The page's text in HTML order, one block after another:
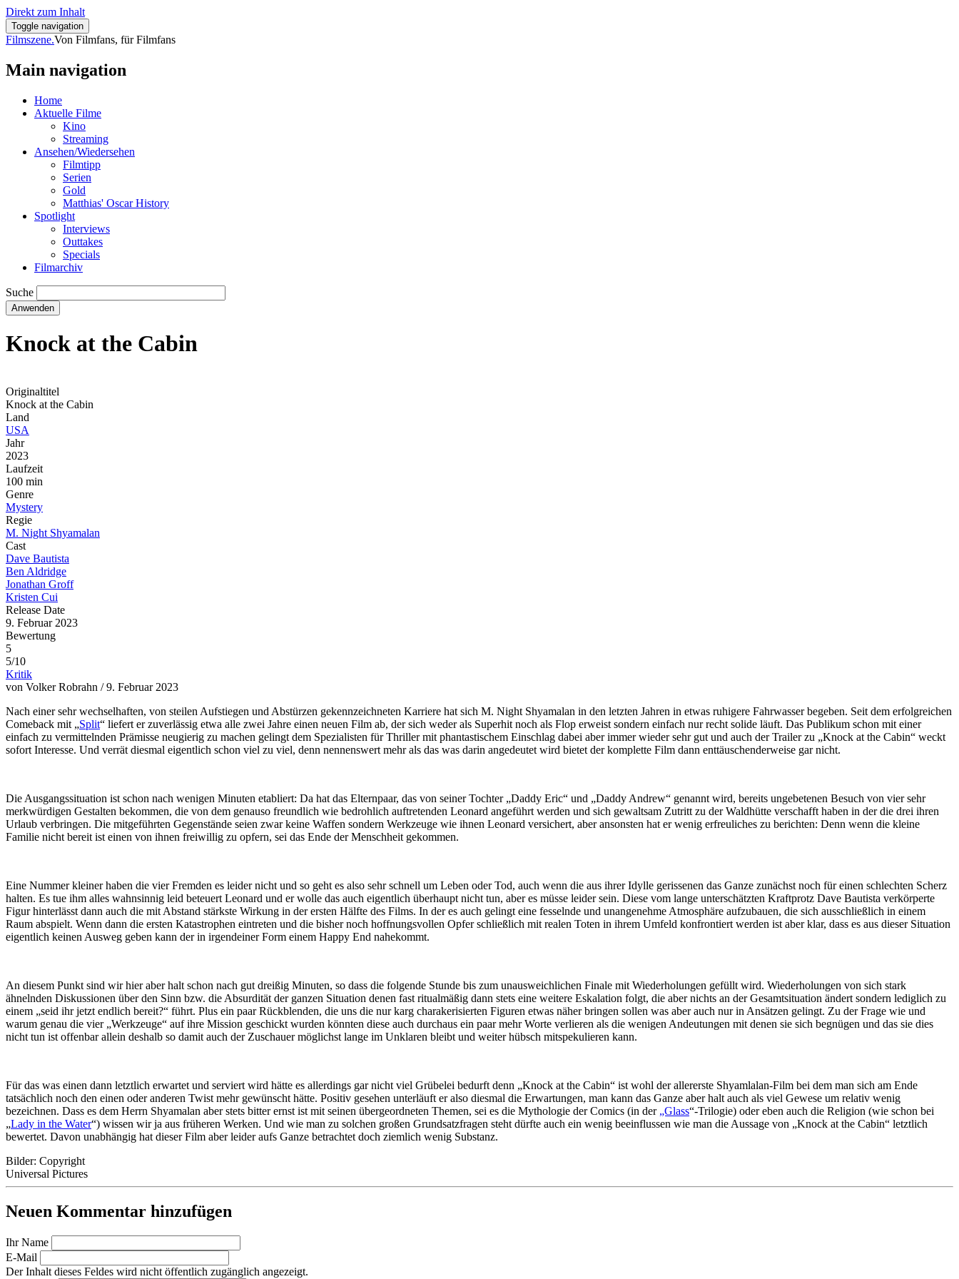
Direkt zum Inhalt
Toggle navigation
Filmszene.Von Filmfans, für Filmfans
Main navigation
Home
Aktuelle Filme
Kino
Streaming
Ansehen/Wiedersehen
Filmtipp
Serien
Gold
Matthias' Oscar History
Spotlight
Interviews
Outtakes
Specials
Filmarchiv
Suche
Knock at the Cabin
Originaltitel
Knock at the Cabin
Land
USA
Jahr
2023
Laufzeit
100 min
Genre
Mystery
Regie
M. Night Shyamalan
Cast
Dave Bautista
Ben Aldridge
Jonathan Groff
Kristen Cui
Release Date
9. Februar 2023
Bewertung
5
5/10
Kritik
von Volker Robrahn / 9. Februar 2023
Nach einer sehr wechselhaften, von steilen Aufstiegen und Abstürzen gekennzeichneten Karriere hat sich M. Night Shyamalan in den letzten Jahren in etwas ruhigere Fahrwasser begeben. Seit dem erfolgreichen
Comeback mit „Split“ liefert er zuverlässig etwa alle zwei Jahre einen neuen Film ab, der sich weder als Superhit noch als Flop erweist sondern einfach nur recht solide läuft. Das Publikum schon mit einer
einfach zu vermittelnden Prämisse neugierig zu machen gelingt dem Spezialisten für Thriller mit phantastischem Einschlag dabei aber immer wieder sehr gut und auch der Trailer zu „Knock at the Cabin“ weckt
sofort Interesse. Und verrät diesmal eigentlich schon viel zu viel, denn nennenswert mehr als das was darin angedeutet wird bietet der komplette Film dann enttäuschenderweise gar nicht.
Die Ausgangssituation ist schon nach wenigen Minuten etabliert: Da hat das Elternpaar, das von seiner Tochter „Daddy Eric“ und „Daddy Andrew“ genannt wird, bereits ungebetenen Besuch von vier sehr
merkwürdigen Gestalten bekommen, die von dem genauso freundlich wie bedrohlich auftretenden Leonard angeführt werden und sich gewaltsam Zutritt zu der Waldhütte verschafft haben in der die drei ihren
Urlaub verbringen. Die mitgeführten Gegenstände seien zwar keine Waffen sondern Werkzeuge wie ihnen Leonard versichert, aber ansonsten hat er wenig erfreuliches zu berichten: Denn wenn die kleine
Familie nicht bereit ist einen von ihnen freiwillig zu opfern, sei das Ende der Menschheit gekommen.
Eine Nummer kleiner haben die vier Fremden es leider nicht und so geht es also sehr schnell um Leben oder Tod, auch wenn die aus ihrer Idylle gerissenen das Ganze zunächst noch für einen schlechten Scherz
halten. Es tue ihm alles wahnsinnig leid beteuert Leonard und er wolle das auch eigentlich überhaupt nicht tun, aber es müsse leider sein. Diese vom lange unterschätzten Kraftprotz Dave Bautista verkörperte
Figur hinterlässt dann auch die mit Abstand stärkste Wirkung in der ersten Hälfte des Films. In der es auch gelingt eine fesselnde und unangenehme Atmosphäre aufzubauen, die sich ausschließlich in einem
Raum abspielt. Wenn dann die ersten Katastrophen eintreten und die bisher noch hoffnungsvollen Opfer schließlich mit realen Toten in ihrem Umfeld konfrontiert werden ist aber klar, dass es aus dieser Situation
eigentlich keinen Ausweg geben kann der in irgendeiner Form einem Happy End nahekommt.
An diesem Punkt sind wir hier aber halt schon nach gut dreißig Minuten, so dass die folgende Stunde bis zum unausweichlichen Finale mit Wiederholungen gefüllt wird. Wiederholungen von sich stark
ähnelnden Diskussionen über den Sinn bzw. die Absurdität der ganzen Situation denen fast ritualmäßig dann stets eine weitere Eskalation folgt, die aber nichts an der Gesamtsituation ändert sondern lediglich zu
einem „seid ihr jetzt endlich bereit?“ führt. Plus ein paar Rückblenden, die uns die nur karg charakerisierten Figuren etwas näher bringen sollen was aber auch nur in Ansätzen gelingt. Zu der Frage wie und
warum genau die vier „Werkzeuge“ auf ihre Mission geschickt wurden könnten diese auch durchaus ein paar mehr Worte verlieren als die wenigen Andeutungen mit denen sie sich begnügen und das sie dies
nicht tun ist offenbar allein deshalb so damit auch der Zuschauer möglichst lange im Unklaren bleibt und weiter hübsch mitspekulieren kann.
Für das was einen dann letztlich erwartet und serviert wird hätte es allerdings gar nicht viel Grübelei bedurft denn „Knock at the Cabin“ ist wohl der allererste Shyamlalan-Film bei dem man sich am Ende
tatsächlich noch den einen oder anderen Twist mehr gewünscht hätte. Positiv gesehen unterläuft er also diesmal die Erwartungen, man kann das Ganze aber halt auch als viel Gewese um relativ wenig
bezeichnen. Dass es dem Herrn Shyamalan aber stets bitter ernst ist mit seinen übergeordneten Themen, sei es die Mythologie der Comics (in der „Glass“-Trilogie) oder eben auch die Religion (wie schon bei
„Lady in the Water“) wissen wir ja aus früheren Werken. Und wie man zu solchen großen Grundsatzfragen steht dürfte auch ein wenig beeinflussen wie man die Aussage von „Knock at the Cabin“ letztlich
bewertet. Davon unabhängig hat dieser Film aber leider aufs Ganze betrachtet doch ziemlich wenig Substanz.
Bilder: Copyright
Universal Pictures
Neuen Kommentar hinzufügen
Ihr Name
E-Mail
Der Inhalt dieses Feldes wird nicht öffentlich zugänglich angezeigt.